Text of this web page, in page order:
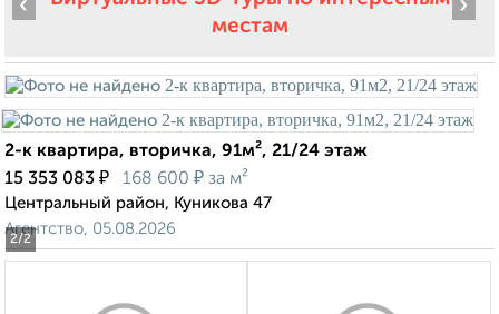
местам
2/2
‹ ›
2-к квартира, вторичка, 91м², 21/24 этаж
15 353 083 ₽ 168 600 ₽ за м²
Центральный район, Куникова 47
Агентство, 05.08.2026